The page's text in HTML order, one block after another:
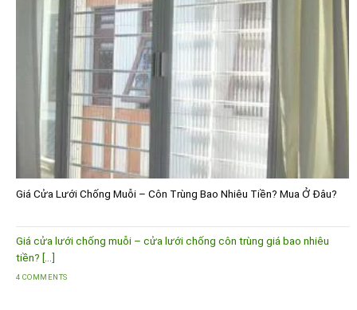
Giá Cửa Lưới Chống Muỗi – Côn Trùng Bao Nhiêu Tiền? Mua Ở Đâu?
Giá cửa lưới chống muỗi – cửa lưới chống côn trùng giá bao nhiêu
tiền? [...]
4 COMMENTS